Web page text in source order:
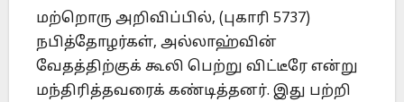
மற்றொரு அறிவிப்பில், (புகாரி 5737)
நபித்தோழர்கள், அல்லாஹ்வின்
வேதத்திற்குக் கூலி பெற்று விட்டீரே என்று
மந்திரித்தவரைக் கண்டித்தனர். இது பற்றி